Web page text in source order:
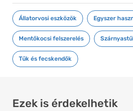
Állatorvosi eszközök Egyszer
Mentőkocsi felszerelés
Tűk és fecskendők
Ezek is érdekelhetik